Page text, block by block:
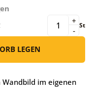
-
+ St
LEGEN
Wandbild im eigenen